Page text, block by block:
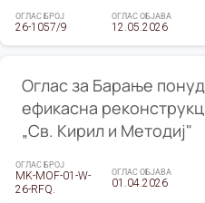
ОГЛАС БРОЈ
26-1057/9
ОГЛАС ОБЈАВА
12.05.2026
Оглас за Барање
ефикасна
„Св. Кирил и Методиј"
ОГЛАС БРОЈ
MK-MOF-01-W-
26-RFQ.
ОГЛАС ОБЈАВА
01.04.2026